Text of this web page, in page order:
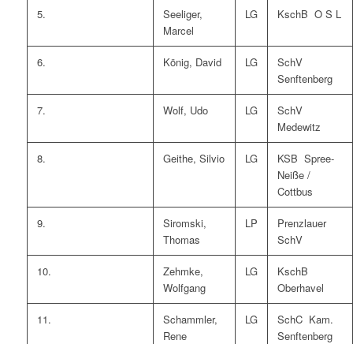
5.
Seeliger,
Marcel
LG KschB O S L
6. König, David LG
SchV
Senftenberg
7. Wolf, Udo LG
SchV
Medewitz
8. Geithe, Silvio LG
KSB Spree-
Neiße /
Cottbus
9.
Siromski,
Thomas
LP
Prenzlauer
SchV
10.
Zehmke,
Wolfgang
LG
KschB
Oberhavel
11.
Schammler,
Rene
LG
SchC Kam.
Senftenberg